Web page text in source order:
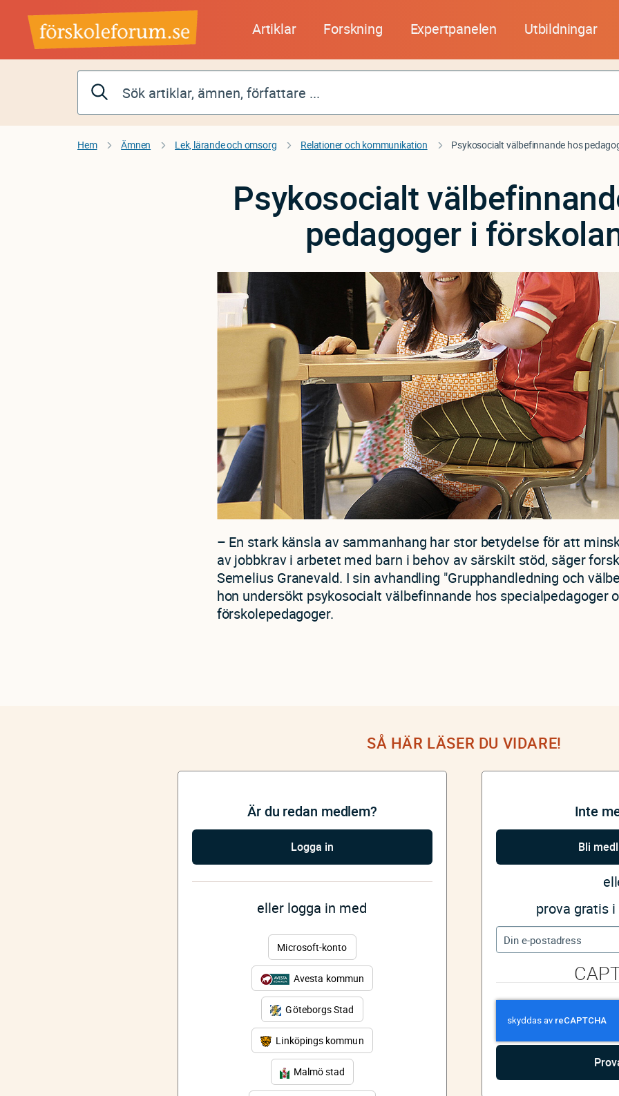
huvudinnehåll
Artiklar Forskning Expertpanelen Utbildningar
Hem Ämnen Lek, lärande och omsorg Relationer och kommunikation Psykosocialt välbefinnande hos
Psykosocialt
pedagoger i
– En stark känsla av sammanhang har stor betydelse för att
av jobbkrav i arbetet med barn i behov av särskilt stöd, säger
Semelius Granevald. I sin avhandling "Grupphandledning och
hon undersökt psykosocialt välbefinnande hos specialpedagoger
förskolepedagoger.
SÅ HÄR LÄSER DU VIDARE!
Är du redan medlem?
Logga in
eller logga in med
Microsoft-konto
Avesta kommun
Göteborgs Stad
Linköpings kommun
Malmö stad
Inte
Bli
prova gratis